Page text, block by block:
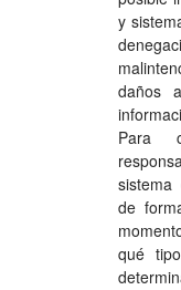
y
daños
Para
sistema
de
qué